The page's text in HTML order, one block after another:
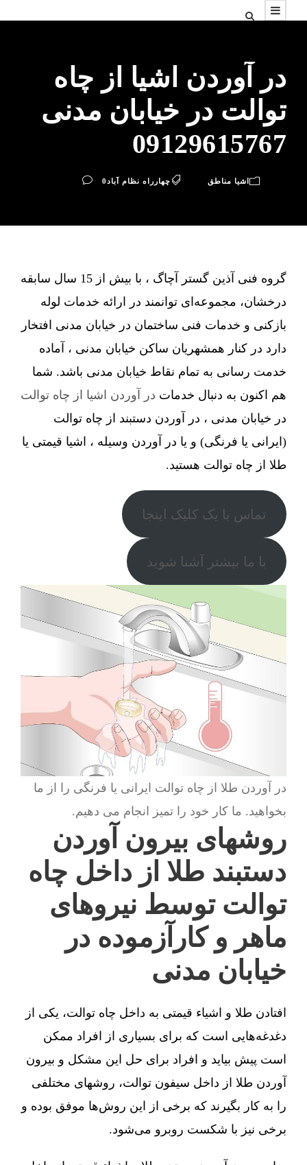
در آوردن اشیا از چاه
توالت در خیابان مدنی
09129615767
اشیا مناطق چهارراه نظام آباد0
گروه فنی آذین گستر آچاگ ، با بیش از 15 سال سابقه
درخشان، مجموعه‌ای توانمند در ارائه خدمات لوله
بازکنی و خدمات فنی ساختمان در خیابان مدنی افتخار
دارد در کنار همشهریان ساکن خیابان مدنی ، آماده
خدمت رسانی به تمام نقاط خیابان مدنی باشد. شما
هم اکنون به دنبال خدمات در آوردن اشیا از چاه توالت
در خیابان مدنی ، در آوردن دستبند از چاه توالت
(ایرانی یا فرنگی) و یا در آوردن وسیله ، اشیا قیمتی یا
طلا از چاه توالت هستید.
تماس با یک کلیک اینجا
با ما بیشتر آشنا شوید
در آوردن طلا از چاه توالت ایرانی یا فرنگی را از ما
بخواهید. ما کار خود را تمیز انجام می دهیم.
روشهای بیرون آوردن
دستبند طلا از داخل چاه
توالت توسط نیروهای
ماهر و کارآزموده در
خیابان مدنی
افتادن طلا و اشیاء قیمتی به داخل چاه توالت، یکی از
دغدغه‌هایی است که برای بسیاری از افراد ممکن
است پیش بیاید و افراد برای حل این مشکل و بیرون
آوردن طلا از داخل سیفون توالت، روشهای مختلفی
را به کار بگیرند که برخی از این روش‌ها موفق بوده و
برخی نیز با شکست روبرو می‌شود.